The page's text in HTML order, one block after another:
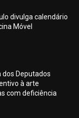
divulga calendário
Móvel
dos Deputados
à arte
com deficiência